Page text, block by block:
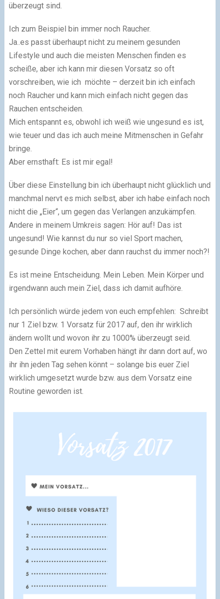
überzeugt sind.
Ich zum Beispiel bin immer noch Raucher.
Ja..es passt überhaupt nicht zu meinem gesunden
Lifestyle und auch die meisten Menschen finden es
scheiße, aber ich kann mir diesen Vorsatz so oft
vorschreiben, wie ich möchte – derzeit bin ich einfach
noch Raucher und kann mich einfach nicht gegen das
Rauchen entscheiden.
Mich entspannt es, obwohl ich weiß wie ungesund es ist,
wie teuer und das ich auch meine Mitmenschen in Gefahr
bringe.
Aber ernsthaft: Es ist mir egal!
Über diese Einstellung bin ich überhaupt nicht glücklich und
manchmal nervt es mich selbst, aber ich habe einfach noch
nicht die „Eier“, um gegen das Verlangen anzukämpfen.
Andere in meinem Umkreis sagen: Hör auf! Das ist
ungesund! Wie kannst du nur so viel Sport machen,
gesunde Dinge kochen, aber dann rauchst du immer noch?!
Es ist meine Entscheidung. Mein Leben. Mein Körper und
irgendwann auch mein Ziel, dass ich damit aufhöre.
Ich persönlich würde jedem von euch empfehlen: Schreibt
nur 1 Ziel bzw. 1 Vorsatz für 2017 auf, den ihr wirklich
ändern wollt und wovon ihr zu 1000% überzeugt seid.
Den Zettel mit eurem Vorhaben hängt ihr dann dort auf, wo
ihr ihn jeden Tag sehen könnt – solange bis euer Ziel
wirklich umgesetzt wurde bzw. aus dem Vorsatz eine
Routine geworden ist.